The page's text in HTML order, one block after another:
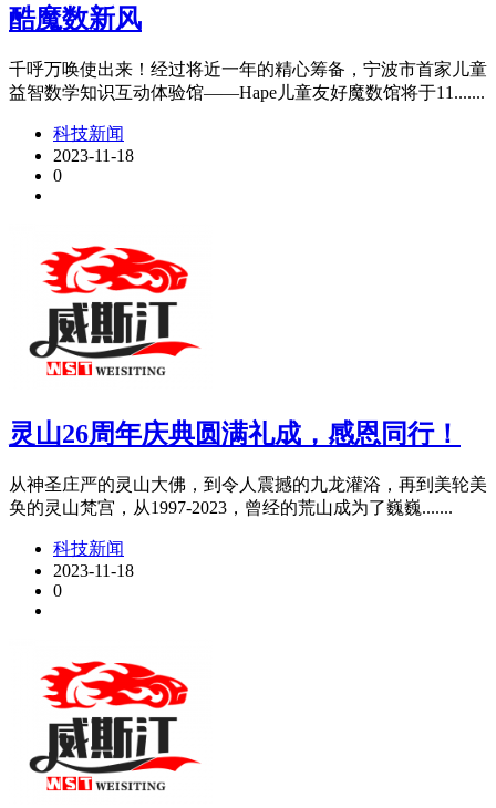
酷魔数新风
千呼万唤使出来！经过将近一年的精心筹备，宁波市首家儿童
益智数学知识互动体验馆——Hape儿童友好魔数馆将于11.......
科技新闻
2023-11-18
0
灵山26周年庆典圆满礼成，感恩同行！
从神圣庄严的灵山大佛，到令人震撼的九龙灌浴，再到美轮美
奂的灵山梵宫，从1997-2023，曾经的荒山成为了巍巍.......
科技新闻
2023-11-18
0